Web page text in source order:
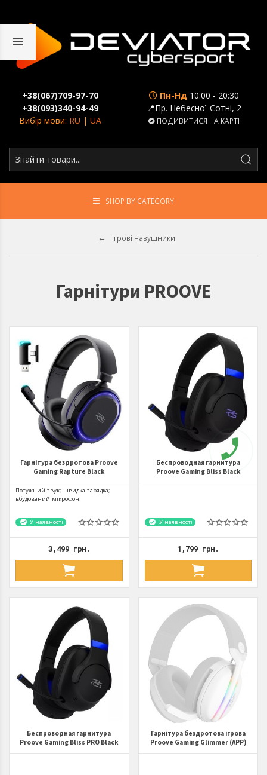
+38(067)709-97-70
+38(093)340-94-49
Вибір мови: RU |UA
Пн-Нд 10:00 - 20:30
📍Пр. Небесної Сотні, 2
ПОДИВИТИСЯ НА КАРТІ
SHOP BY CATEGORY
Ігрові навушники
Гарнітури PROOVE
Гарнітура бездротова Proove
Gaming Rapture Black
Потужний звук; швидка зарядка;
вбудований мікрофон.
У наявності
3,499 грн.
Беспроводная гарнитура
Proove Gaming Bliss Black
У наявності
1,799 грн.
Беспроводная гарнитура
Proove Gaming Bliss PRO Black
Гарнітура бездротова ігрова
Proove Gaming Glimmer (APP)